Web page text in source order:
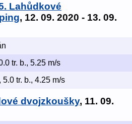
Lahůdkové
, 12. 09. 2020 - 13. 09.
tr. b., 5.25 m/s
5.0 tr. b., 4.25 m/s
dvojzkoušky, 11. 09.